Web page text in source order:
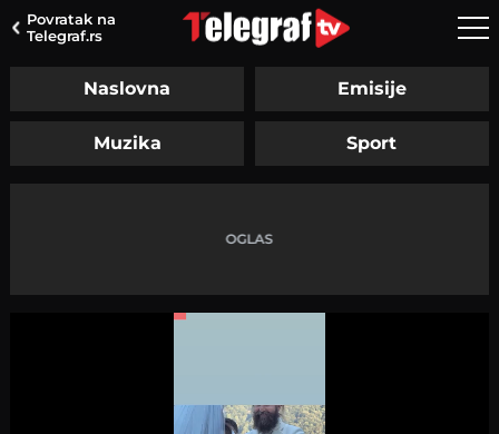
Povratak na
Telegraf.rs
Naslovna Emisije
Muzika Sport